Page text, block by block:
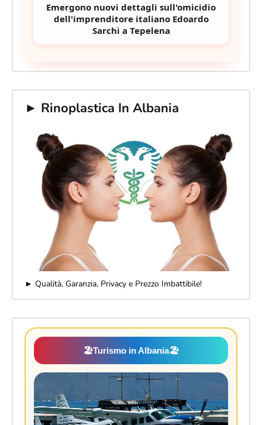
Emergono nuovi dettagli sull'omicidio
dell'imprenditore italiano Edoardo
Sarchi a Tepelena
► Rinoplastica In Albania
► Qualità, Garanzia, Privacy e Prezzo Imbattibile!
🏖️Turismo in Albania🏖️